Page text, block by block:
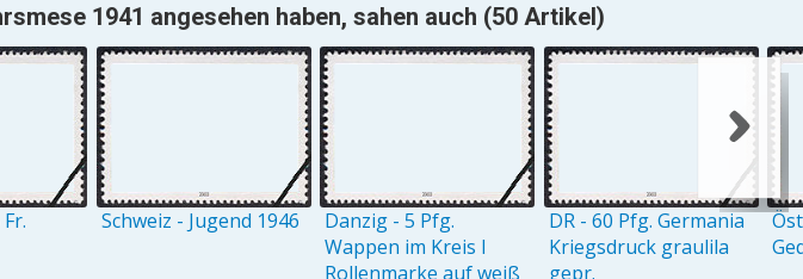
1941 angesehen haben, sahen auch (50 Artikel)
Schweiz - Jugend 1946
Danzig - 5 Pfg.
Wappen im Kreis I
Rollenmarke auf weiß
DR - 60 Pfg. Germania
Kriegsdruck graulila
gepr.